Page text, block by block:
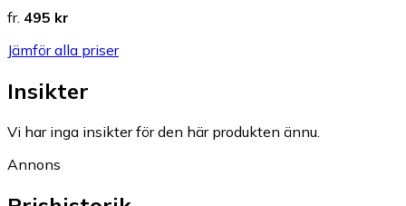
fr. 495 kr
Jämför alla priser
Insikter
Vi har inga insikter för den här produkten ännu.
Annons